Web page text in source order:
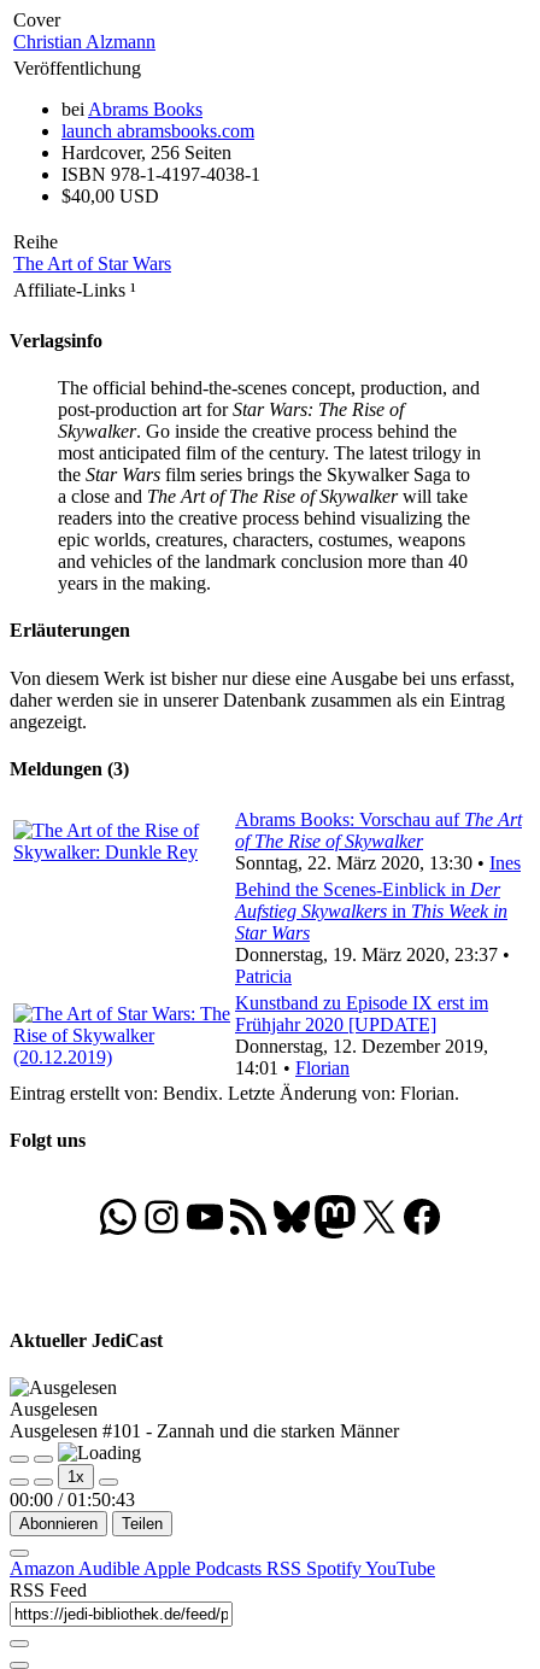
Cover
Christian Alzmann
Veröffentlichung
bei Abrams Books
launch abramsbooks.com
Hardcover, 256 Seiten
ISBN 978-1-4197-4038-1
$40,00 USD
Reihe
The Art of Star Wars
Affiliate-Links ¹
Verlagsinfo
The official behind-the-scenes concept, production, and
post-production art forStar Wars: The Rise of
Skywalker. Go inside the creative process behind the
most anticipated film of the century. The latest trilogy in
the Star Wars film series brings the Skywalker Saga to
a close and The Art of The Rise of Skywalkerwill take
readers into the creative process behind visualizing the
epic worlds, creatures, characters, costumes, weapons
and vehicles of the landmark conclusion more than 40
years in the making.
Erläuterungen
Von diesem Werk ist bisher nur diese eine Ausgabe bei uns erfasst,
daher werden sie in unserer Datenbank zusammen als ein Eintrag
angezeigt.
Meldungen (3)
Abrams Books: Vorschau auf The Art
of The Rise of Skywalker
Sonntag, 22. März 2020, 13:30 • Ines
Behind the Scenes-Einblick in Der
Aufstieg Skywalkers in This Week in
Star Wars
Donnerstag, 19. März 2020, 23:37 •
Patricia
Kunstband zu Episode IX erst im
Frühjahr 2020 [UPDATE]
Donnerstag, 12. Dezember 2019,
14:01 • Florian
Eintrag erstellt von: Bendix. Letzte Änderung von: Florian.
Folgt uns
WhatsApp
Folgt uns auf Instagram
Besucht unseren YouTube-Kanal
RSS-FeedBluesky
Folgt uns auf Mastodon
X Folgt uns auf
Aktueller JediCast
Ausgelesen
Ausgelesen #101 - Zannah und die starken Männer
Play
Episode
Pause
Episode
1x
00:00 / 01:50:43
Abonnieren Teilen
Amazon Audible Apple Podcasts RSS SpotifyYouTube
RSS Feed